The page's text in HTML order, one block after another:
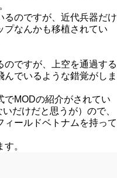
るのですが、近代兵器だけ
プなんかも移植されてい
ですが、上空を通過する
でいるような錯覚がしま
でMODの紹介がされてい
だけだと思うが）ので、
ィールドベトナムを持って
。